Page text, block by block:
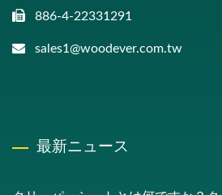
886-4-22331291
sales1@woodever.com.tw
最新ニュース